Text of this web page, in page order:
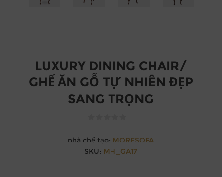
LUXURY DINING CHAIR/
GHẾ ĂN GỖ TỰ NHIÊN ĐẸP
SANG TRỌNG
nhà chế tạo: MORESOFA
SKU: MH_GA17